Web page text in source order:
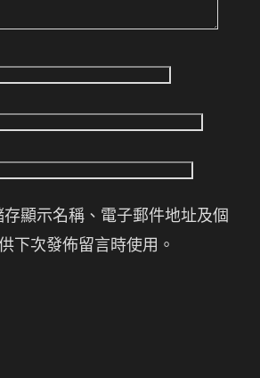
存顯示名稱、電子郵件地址及個
下次發佈留言時使用。